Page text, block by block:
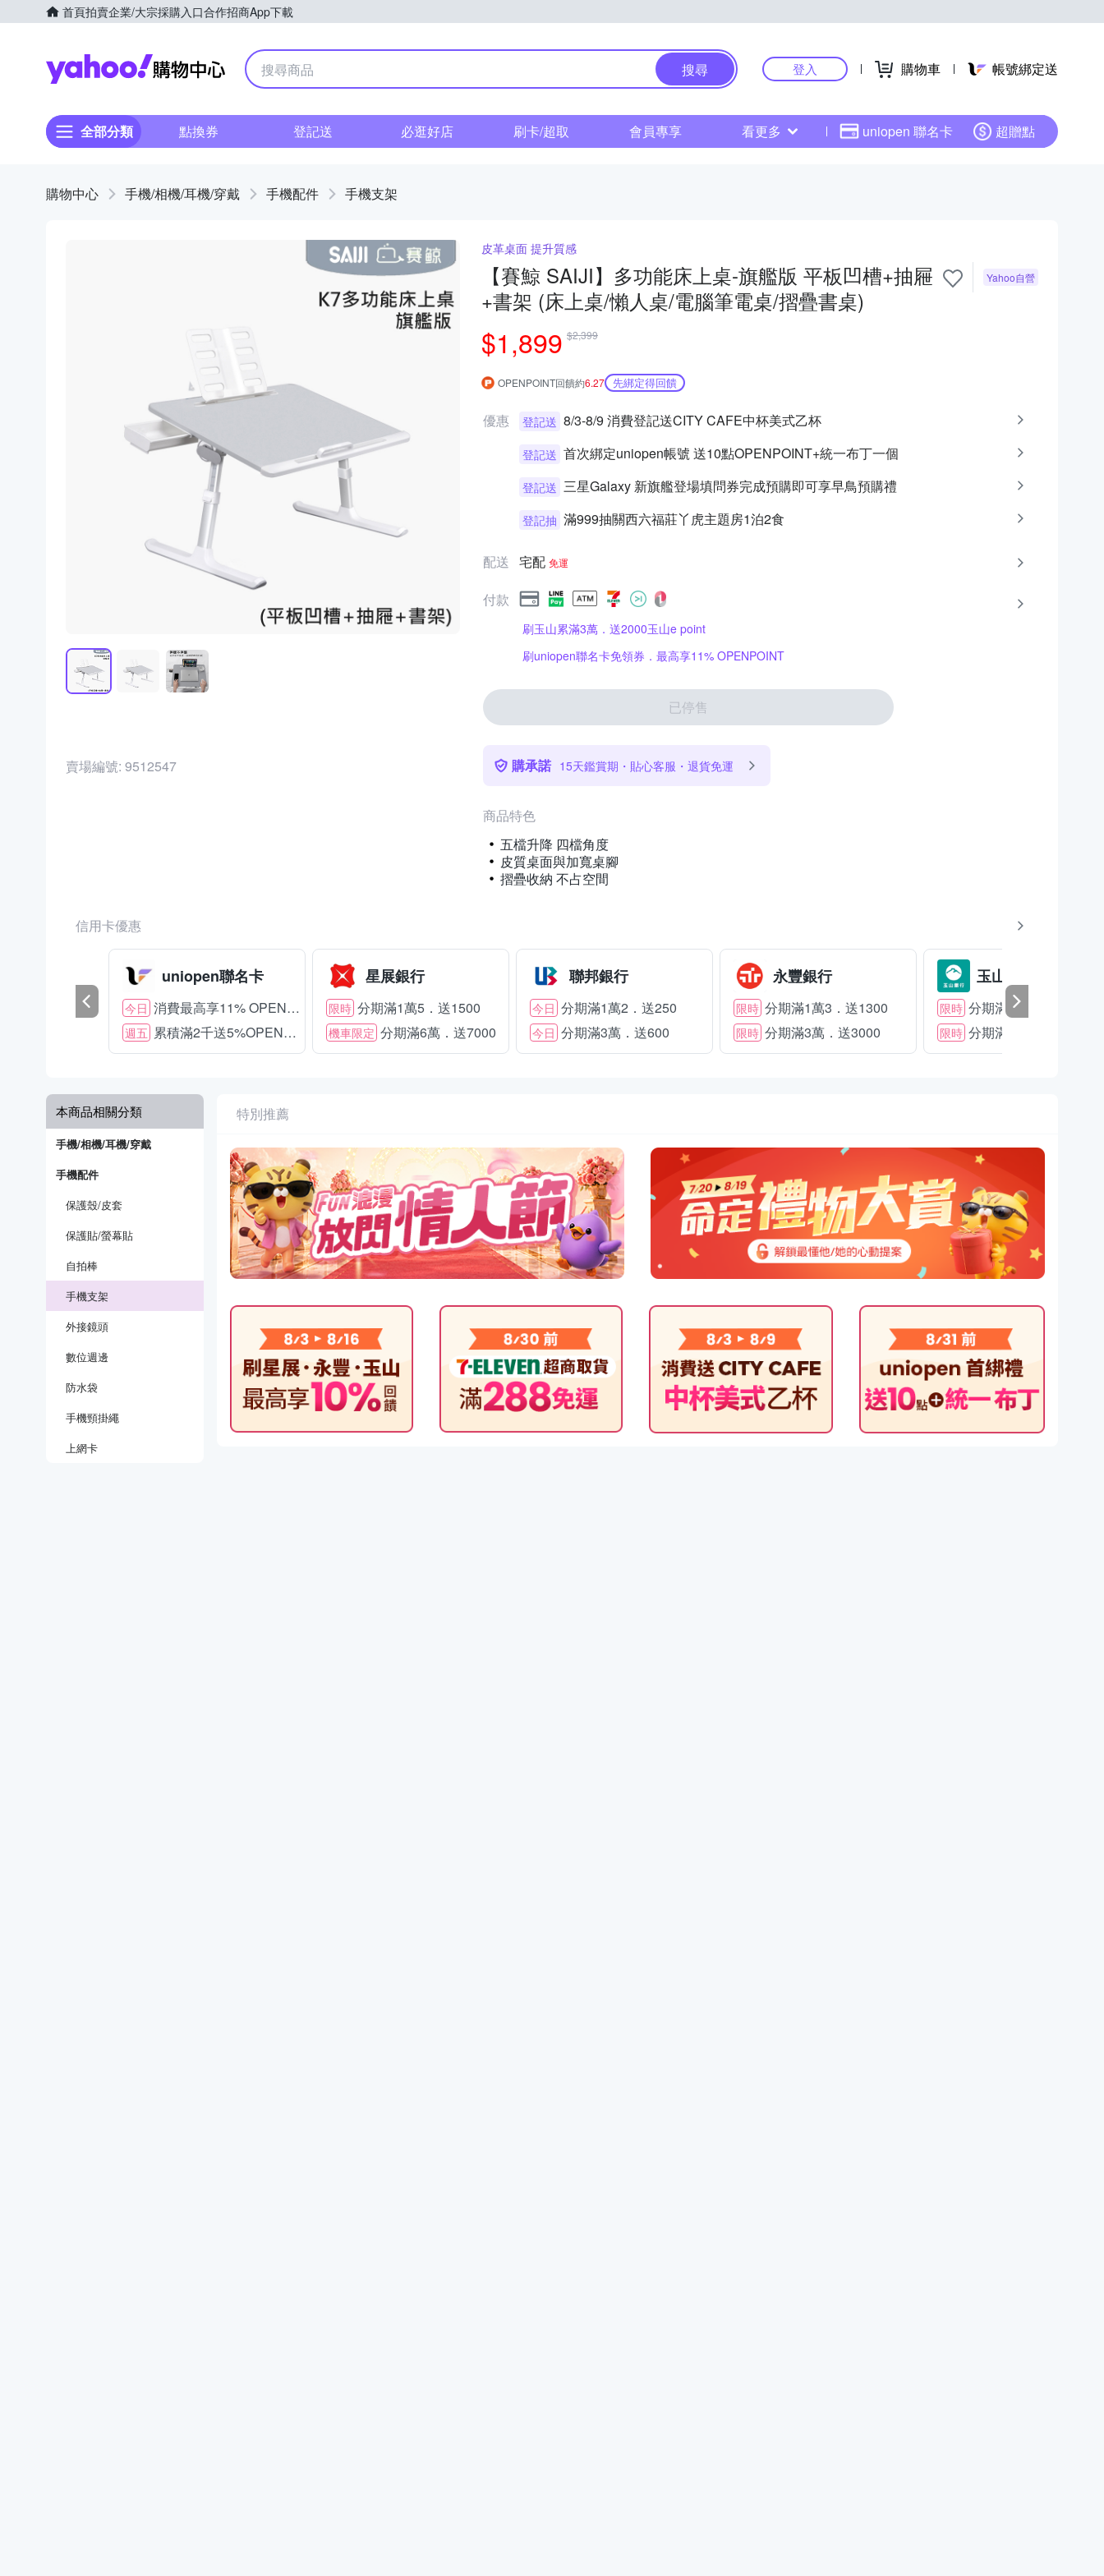
首頁拍賣企業/大宗採購入口合作招商App下載
Yahoo購物中心
搜尋 登入 購物車 帳號綁定送
全部分類 點換券 登記送 必逛好店 刷卡/超取 會員專享 看更多 uniopen 聯名卡 超贈點
購物中心 手機/相機/耳機/穿戴 手機配件 手機支架
賣場編號: 9512547
皮革桌面 提升質感
【賽鯨 SAIJI】多功能床上桌-旗艦版 平板凹槽+抽屜
+書架 (床上桌/懶人桌/電腦筆電桌/摺疊書桌)
$1,899 $2,399
Yahoo自營
OPENPOINT回饋約6.27 先綁定得回饋
優惠 登記送 8/3-8/9 消費登記送CITY CAFE中杯美式乙杯
登記送 首次綁定uniopen帳號 送10點OPENPOINT+統一布丁一個
登記送 三星Galaxy 新旗艦登場填問券完成預購即可享早鳥預購禮
登記抽 滿999抽關西六福莊丫虎主題房1泊2食
配送 宅配 免運
付款
刷玉山累滿3萬．送2000玉山e point
刷uniopen聯名卡免領券．最高享11% OPENPOINT
已停售
購承諾 15天鑑賞期・貼心客服・退貨免運
商品特色
五檔升降 四檔角度
皮質桌面與加寬桌腳
摺疊收納 不占空間
信用卡優惠
uniopen聯名卡
今日 消費最高享11% OPENPOINT
週五 累積滿2千送5%OPENPOINT
星展銀行
限時 分期滿1萬5．送1500
機車限定 分期滿6萬．送7000
聯邦銀行
今日 分期滿1萬2．送250
今日 分期滿3萬．送600
永豐銀行
限時 分期滿1萬3．送1300
限時 分期滿3萬．送3000
玉山銀行
限時 分期滿2萬．送1500
限時 分期滿3萬．送2000
本商品相關分類
手機/相機/耳機/穿戴
手機配件
保護殼/皮套
保護貼/螢幕貼
自拍棒
手機支架
外接鏡頭
數位週邊
防水袋
手機頸掛繩
上網卡
特別推薦